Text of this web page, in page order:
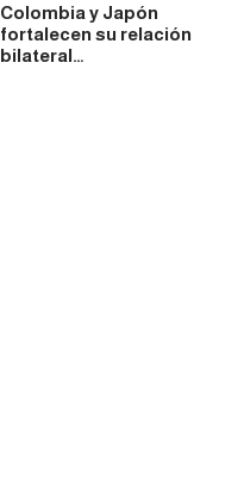
Colombia y Japón
fortalecen su relación
bilateral…